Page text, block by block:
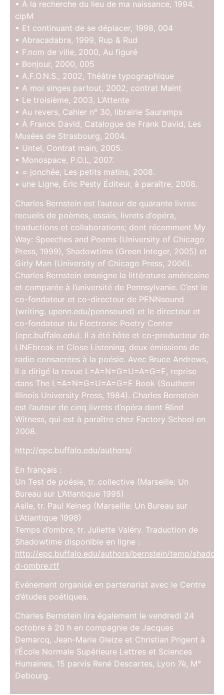
• À la recherche du lieu de ma naissance, 1994,
cipM
• Et continuant de se déplacer, 1998, 004
• Abracadabra, 1999, Rup & Rud
• F.nom de ville, 2000, Au figuré
• Bonjour, 2000, 005
• A.F.O.N.S., 2002, Théâtre typographique
• A moi singes partout, 2002, contrat Maint
• Le troisième, 2003, L’Attente
• Au revers, Cahier n° 30, librairie Sauramps
• À Franck David, Catalogue de Frank David, Les
Musées de Strasbourg, 2004.
• Untel, Contrat main, 2005.
• Monospace, P.O.L, 2007.
• = jonchée, Les petits matins, 2008.
• une Ligne, Éric Pesty Éditeur, à paraître, 2008.
Charles Bernstein est l’auteur de quarante livres:
recueils de poèmes, essais, livrets d’opéra,
traductions et collaborations; dont récemment My
Way: Speeches and Poems (University of Chicago
Press, 1999), Shadowtime (Green Integer, 2005) et
Girly Man (University of Chicago Press, 2006).
Charles Bernstein enseigne la littérature américaine
et comparée à l’université de Pennsylvanie. C’est le
co-fondateur et co-directeur de PENNsound
(writing. upenn.edu/pennsound) et le directeur et
co-fondateur du Electronic Poetry Center
(epc.buffalo.edu). Il a été hôte et co-producteur de
LINEbreak et Close Listening, deux émissions de
radio consacrées à la poésie. Avec Bruce Andrews,
il a dirigé la revue L=A=N=G=U=A=G=E, reprise
dans The L=A=N=G=U=A=G=E Book (Southern
Illinois University Press, 1984). Charles Bernstein
est l’auteur de cinq livrets d’opéra dont Blind
Witness, qui est à paraître chez Factory School en
2008.
http://epc.buffalo.edu/authors/
En français :
Un Test de poésie, tr. collective (Marseille: Un
Bureau sur L’Atlantique 1995)
Asile, tr. Paul Keineg (Marseille: Un Bureau sur
L’Atlantique 1998)
Temps d’ombre, tr. Juliette Valéry. Traduction de
Shadowtime disponible en ligne :
http://epc.buffalo.edu/authors/bernstein/temp/
d-ombre.rtf
Evénement organisé en partenariat avec le Centre
d’études poétiques.
Charles Bernstein lira également le vendredi 24
octobre à 20 h en compagnie de Jacques
Demarcq, Jean-Marie Gleize et Christian Prigent à
l’École Normale Supérieure Lettres et Sciences
Humaines, 15 parvis René Descartes, Lyon 7è, M°
Debourg.